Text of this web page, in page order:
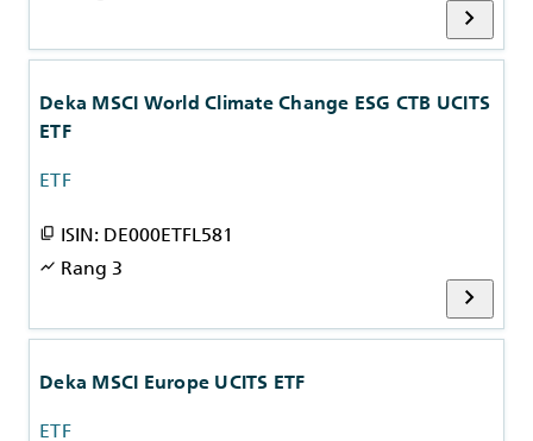
chevron_right
Deka MSCI World Climate Change ESG CTB UCITS
ETF
ETF
content_copy ISIN: DE000ETFL581
show_chart Rang 3
chevron_right
Deka MSCI Europe UCITS ETF
ETF